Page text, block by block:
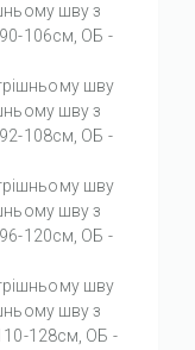
шву з
106см, ОБ -
шву
шву з
108см, ОБ -
шву
шву з
120см, ОБ -
шву
шву з
128см, ОБ -